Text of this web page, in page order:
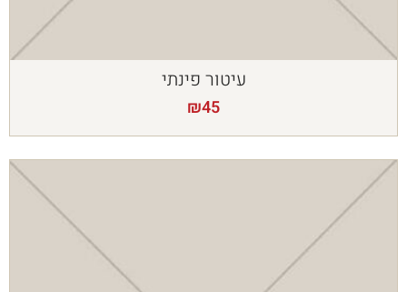
עיטור פינתי
₪45